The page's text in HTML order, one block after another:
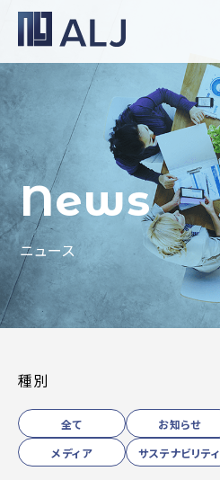
News
ニュース
種別
全て お知らせ
メディア
サステナビリティ